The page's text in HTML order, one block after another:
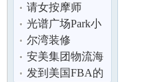
出租; 近IVC和
Irvine Hig
请女按摩师
光谱广场Park小
区2B2B诚招长租
短租
尔湾装修
安美集团物流海
外仓 -
发到美国FBA的